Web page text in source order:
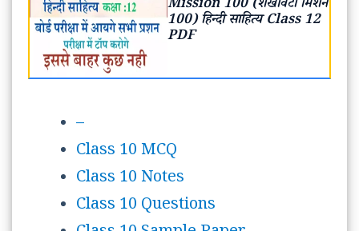
Mission 100 (शेखावटी मिशन
100) हिन्दी साहित्य Class 12
PDF
–
Class 10 MCQ
Class 10 Notes
Class 10 Questions